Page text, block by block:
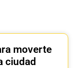
moverte
ciudad